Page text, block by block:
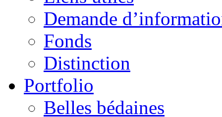
Demande
Fonds
Distinction
Portfolio
Belles bédaines